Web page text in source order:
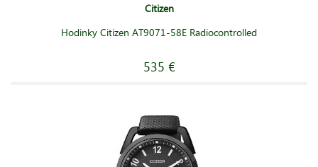
Citizen
Hodinky Citizen AT9071-58E Radiocontrolled
535 €